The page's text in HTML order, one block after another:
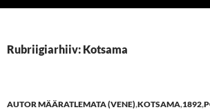
Rubriigiarhiiv: Kotsama
AUTOR MÄÄRATLEMATA (VENE),KOTSAMA,1892,